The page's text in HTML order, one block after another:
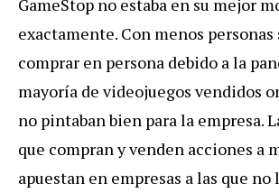
GameStop no estaba en su mejor
exactamente. Con menos
comprar en persona debido a la
mayoría de videojuegos vendidos
no pintaban bien para la empresa.
que compran y venden acciones a
apuestan en empresas a las que no